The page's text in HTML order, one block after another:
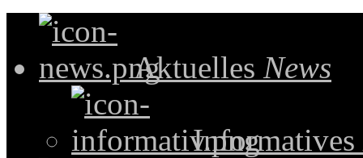
Aktuelles News
Informatives